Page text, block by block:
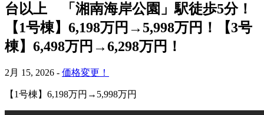
台以上 「湘南海岸公園」駅徒歩5分！
【1号棟】6,198万円→5,998万円！【3号
棟】6,498万円→6,298万円！
2月 15, 2026 - 価格変更！
【1号棟】6,198万円→5,998万円